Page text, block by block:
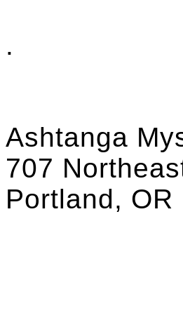
.
Ashtanga
707
Portland, OR